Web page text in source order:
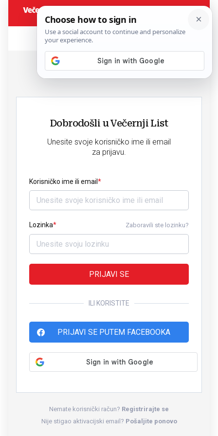
Dobrodošli u Večernji List
Unesite svoje korisničko ime ili email
za prijavu.
Korisničko ime ili email
Lozinka Zaboravili ste lozinku?
PRIJAVI SE
ILI KORISTITE
PRIJAVI SE PUTEM FACEBOOKA
Nemate korisnički račun? Registrirajte se
Nije stigao aktivacijski email? Pošaljite ponovo